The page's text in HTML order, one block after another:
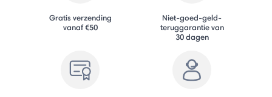
Gratis verzending
vanaf €50
Niet-goed-geld-
teruggarantie van
30 dagen